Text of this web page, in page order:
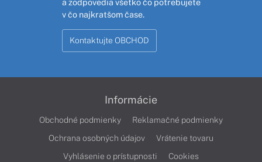
a zodpovedia všetko čo potrebujete
v čo najkratšom čase.
Kontaktujte OBCHOD
Informácie
Obchodné podmienky
Reklamačné podmienky
Ochrana osobných údajov
Vrátenie tovaru
Vyhlásenie o prístupnosti
Cookies